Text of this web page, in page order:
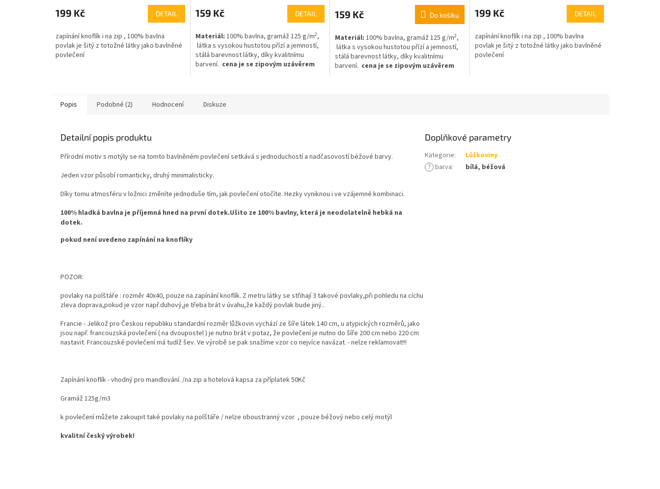
199 Kč DETAIL
zapínání knoflík i na zip , 100% bavlna
povlak je šitý z totožné látky jako bavlněné
povlečení
159 Kč DETAIL
Materiál: 100% bavlna, gramáž 125 g/m2,
látka s vysokou hustotou přízí a jemností,
stálá barevnost látky, díky kvalitnímu
barvení. cena je se zipovým uzávěrem
159 Kč Do košíku
Materiál: 100% bavlna, gramáž 125 g/m2,
látka s vysokou hustotou přízí a jemností,
stálá barevnost látky, díky kvalitnímu
barvení. cena je se zipovým uzávěrem
199 Kč DETAIL
zapínání knoflík i na zip , 100% bavlna
povlak je šitý z totožné látky jako bavlněné
povlečení
Popis Podobné (2) Hodnocení Diskuze
Detailní popis produktu
Přírodní motiv s motýly se na tomto bavlněném povlečení setkává s jednoduchostí a nadčasovostí béžové barvy.
Jeden vzor působí romanticky, druhý minimalisticky.
Díky tomu atmosféru v ložnici změníte jednoduše tím, jak povlečení otočíte. Hezky vyniknou i ve vzájemné kombinaci.
100% hladká bavlna je příjemná hned na první dotek.Ušito ze 100% bavlny, která je neodolatelně hebká na
dotek.
pokud není uvedeno zapínání na knoflíky
POZOR:
povlaky na polštáře : rozměr 40x40, pouze na zapínání knoflík. Z metru látky se střihají 3 takové povlaky,při pohledu na cíchu
zleva doprava,pokud je vzor např.duhový,je třeba brát v úvahu,že každý povlak bude jiný..
Francie - Jelikož pro Českou republiku standardní rozměr lůžkovin vychází ze šíře látek 140 cm, u atypických rozměrů, jako
jsou např. francouzská povlečení ( na dvoupostel ) je nutno brát v potaz, že povlečení je nutno do šíře 200 cm nebo 220 cm
nastavit. Francouzské povlečení má tudíž šev. Ve výrobě se pak snažíme vzor co nejvíce navázat. - nelze reklamovat!!!
Zapínání knoflík - vhodný pro mandlování. /na zip a hotelová kapsa za příplatek 50Kč
Gramáž 125g/m3
k povlečení můžete zakoupit také povlaky na polštáře / nelze oboustranný vzor , pouze béžový nebo celý motýl
kvalitní český výrobek!
Doplňkové parametry
Kategorie:
Lůžkoviny
? barva: bílá, béžová